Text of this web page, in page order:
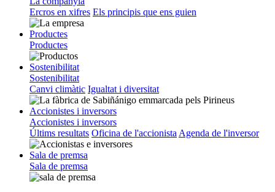
Ercros en xifres Els principis que ens guien
Productes
Productes
Sostenibilitat
Sostenibilitat
Canvi climàtic Igualtat i diversitat
Accionistes i inversors
Accionistes i inversors
Últims resultats Oficina de l'accionista Agenda de l'inversor
Sala de premsa
Sala de premsa